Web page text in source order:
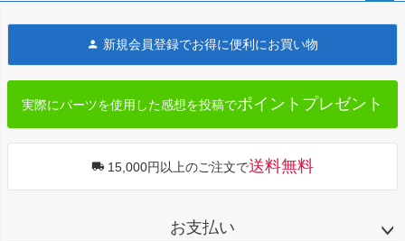
へ
新規会員登録でお得に便利にお買い物
実際にパーツを使用した感想を投稿でポイントプレゼント
15,000円以上のご注文で送料無料
お支払い